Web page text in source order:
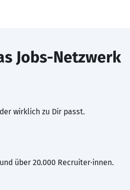
Jobs-Netzwerk
wirklich zu Dir passt.
über 20.000 Recruiter·innen.